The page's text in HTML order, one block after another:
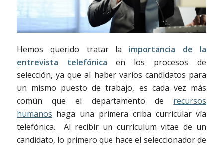
Hemos querido tratar la importancia de la
entrevista telefónica en los procesos de
selección, ya que al haber varios candidatos para
un mismo puesto de trabajo, es cada vez más
común que el departamento de recursos
humanos haga una primera criba curricular vía
telefónica. Al recibir un currículum vitae de un
candidato, lo primero que hace el seleccionador de